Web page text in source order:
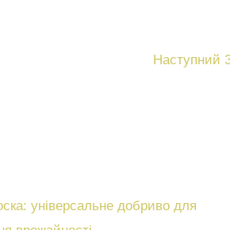
Наступний